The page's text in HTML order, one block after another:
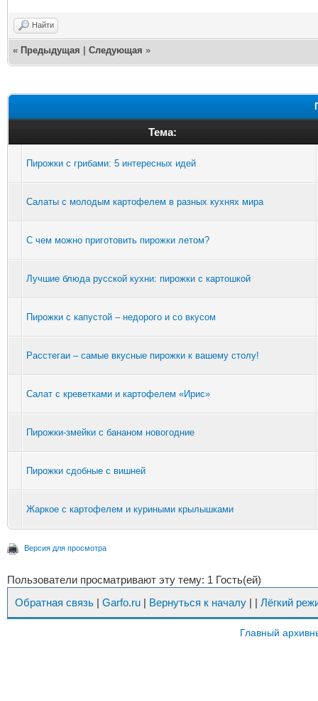
Найти
« Предыдущая Следующая »
Тема:
Пирожки с грибами: 5 интересных идей
Салаты с молодым картофелем в разных кухнях мира
С чем можно приготовить пирожки летом?
Лучшие блюда русской кухни: пирожки с картошкой
Пирожки с капустой – недорого и со вкусом
Расстегаи – самые вкусные пирожки к вашему столу!
Салат с креветками и картофелем «Ирис»
Пирожки-змейки с бананом новогодние
Пирожки сдобные с вишней
Жаркое с картофелем и куриными крылышками
Версия для просмотра
Пользователи просматривают эту тему: 1 Гость(ей)
Обратная связь | Garfo.ru | Вернуться к началу | | Лёгкий
Главный